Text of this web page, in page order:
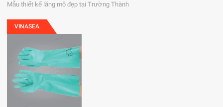
Mẫu thiết kế lăng mộ đẹp tại Trường Thành
VINASEA